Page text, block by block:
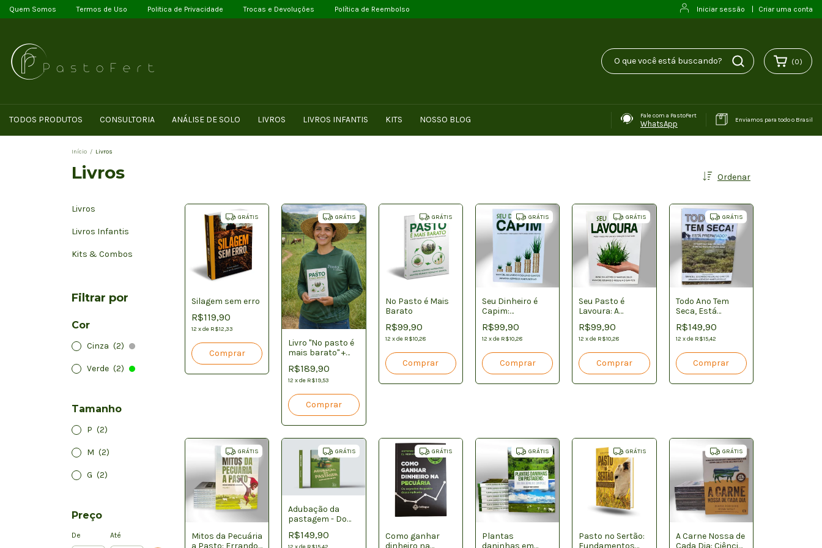
Quem Somos Termos de Uso Politica de Privacidade Trocas e Devoluções Política de Reembolso Iniciar sessão Criar uma conta
(0)
TODOS PRODUTOS CONSULTORIA ANÁLISE DE SOLO LIVROS LIVROS INFANTIS KITS NOSSO BLOG Fale com a PastoFert
WhatsApp Enviamos para todo o Brasil
Início / Livros
Livros Ordenar
Livros
Livros Infantis
Kits & Combos
Filtrar por
Cor
Cinza (2)
Verde (2)
Tamanho
P (2)
M (2)
G (2)
Preço
De Até
GRÁTIS
Silagem sem erro
R$119,90
12 xde R$12,33
GRÁTIS
Livro "No pasto é
mais barato" +
Camisa manga
longa UV -
Unissex
R$189,90
12 xde R$19,53
Comprar
GRÁTIS
No Pasto é Mais
Barato
R$99,90
12 xde R$10,28
GRÁTIS
Seu Dinheiro é
Capim:
Valorizando e
Manejando o
Pasto para Gerar
Dinheiro
R$99,90
12 xde R$10,28
GRÁTIS
Seu Pasto é
Lavoura: A
Revolução na
Maneira de
Produzir na
Pecuária
R$99,90
12 xde R$10,28
GRÁTIS
Todo Ano Tem
Seca, Está
Preparado?
Estratégias para
Produção e Uso
de Pasto na
Época Seca
R$149,90
12 xde R$15,42
GRÁTIS
Mitos da Pecuária
a Pasto: Errando
GRÁTIS
Adubação da
pastagem - Do
jeito certo pra
dar certo
R$149,90
GRÁTIS
Como ganhar
dinheiro na
GRÁTIS
Plantas
daninhas em
GRÁTIS
Pasto no Sertão:
Fundamentos
GRÁTIS
A Carne Nossa de
Cada Dia: Ciência,